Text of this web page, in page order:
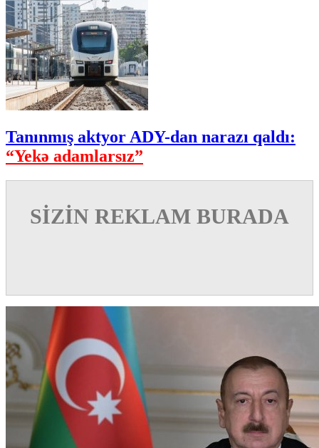
Tanınmış aktyor ADY-dan narazı qaldı:
“Yekə adamlarsız”
SİZİN REKLAM BURADA